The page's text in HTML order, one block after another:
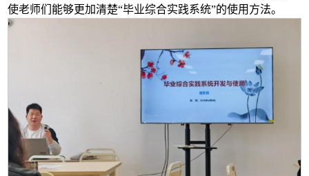
使老师们能够更加清楚“毕业综合实践系统”的使用方法。